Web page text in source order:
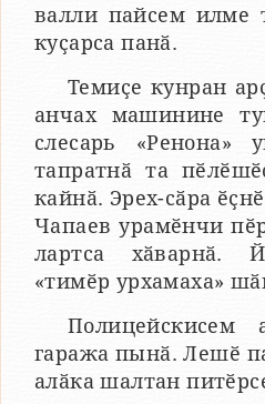
валли пайсем илме
куҫарса панӑ.
Темиҫе кунран
анчах машинине
слесарь «Ренона»
тапратнӑ та
кайнӑ. Эрех-сӑра
Чапаев урамӗнчи
лартса хӑварнӑ.
«тимӗр урхамаха»
Полицейскисем
гаража пынӑ. Лешӗ
алӑка шалтан